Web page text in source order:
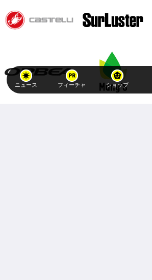
ニュース フィーチャ ショップ